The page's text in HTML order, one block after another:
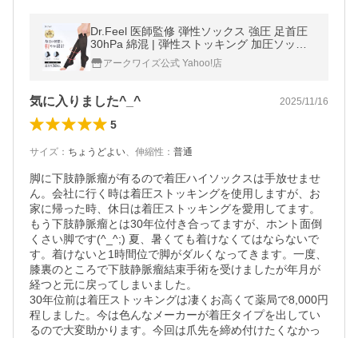
Dr.Feel 医師監修 弾性ソックス 強圧 足首圧
30hPa 綿混 | 弾性ストッキング 加圧ソック
ス 着圧靴下 ドクターフィール ふくらはぎ圧
21hPa 日本製 大きいサイズ
アークワイズ公式 Yahoo!店
気に入りました^_^ 2025/11/16
5
サイズ ： ちょうどよい、 伸縮性 ： 普通
脚に下肢静脈瘤が有るので着圧ハイソックスは手放せませ
ん。会社に行く時は着圧ストッキングを使用しますが、お
家に帰った時、休日は着圧ストッキングを愛用してます。
もう下肢静脈瘤とは30年位付き合ってますが、ホント面倒
くさい脚です(^_^;) 夏、暑くても着けなくてはならないで
す。着けないと1時間位で脚がダルくなってきます。一度、
膝裏のところで下肢静脈瘤結束手術を受けましたが年月が
経つと元に戻ってしまいました。
30年位前は着圧ストッキングは凄くお高くて薬局で8,000円
程しました。今は色んなメーカーが着圧タイプを出してい
るので大変助かります。今回は爪先を締め付けたくなかっ